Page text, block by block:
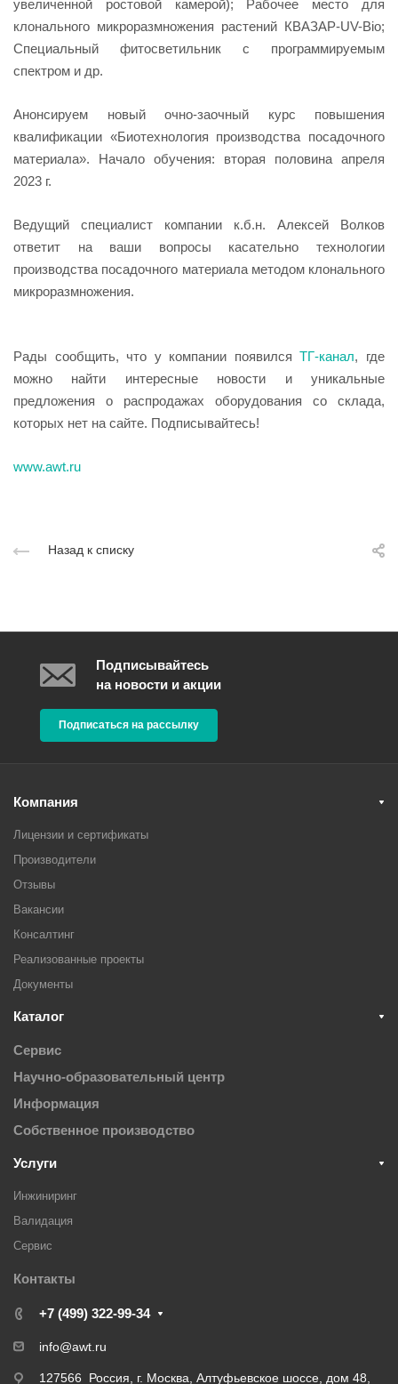
увеличенной ростовой камерой); Рабочее место для
клонального микроразмножения растений КВАЗАР-UV-Bio;
Специальный фитосветильник с программируемым
спектром и др.
Анонсируем новый очно-заочный курс повышения
квалификации «Биотехнология производства посадочного
материала». Начало обучения: вторая половина апреля
2023 г.
Ведущий специалист компании к.б.н. Алексей Волков
ответит на ваши вопросы касательно технологии
производства посадочного материала методом клонального
микроразмножения.
Рады сообщить, что у компании появилсяТГ-канал, где
можно найти интересные новости и уникальные
предложения о распродажах оборудования со склада,
которых нет на сайте. Подписывайтесь!
www.awt.ru
Назад к списку
Подписывайтесь
на новости и акции
Подписаться на рассылку
Компания
Лицензии и сертификаты
Производители
Отзывы
Вакансии
Консалтинг
Реализованные проекты
Документы
Каталог
Сервис
Научно-образовательный центр
Информация
Собственное производство
Услуги
Инжиниринг
Валидация
Cервис
Контакты
+7 (499) 322-99-34
info@awt.ru
127566 Россия, г. Москва, Алтуфьевское шоссе, дом 48,